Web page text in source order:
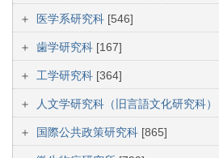
医学系研究科 [546]
歯学研究科 [167]
工学研究科 [364]
人文学研究科（旧言語文化研究科）
国際公共政策研究科 [865]